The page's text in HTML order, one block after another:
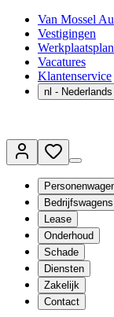
Van Mossel
Vestigingen
Vacatures
Klantenservice
nl - Nederlands
Bedrijfswagens
Lease
Onderhoud
Schade
Diensten
Zakelijk
Contact